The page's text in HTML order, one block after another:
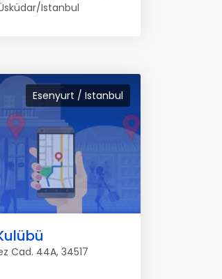
Istanbul
Esenyurt / Istanbul
Cad. 44A, 34517